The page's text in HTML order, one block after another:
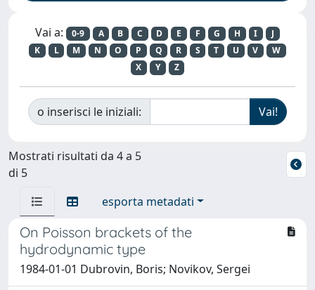
Vai a: 0-9 A B C D E F G H I
J
K
L M N O P Q R S T U V
W
X
Y Z
o inserisci le iniziali:
Mostrati risultati da 4 a 5
di 5
esporta metadati
On Poisson brackets of the
hydrodynamic type
1984-01-01 Dubrovin, Boris; Novikov, Sergei